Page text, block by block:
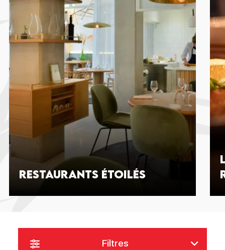
Restaurants étoilés
Filtres